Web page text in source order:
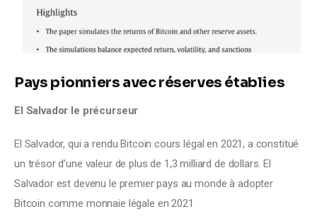
Pays pionniers avec réserves établies
El Salvador le précurseur
El Salvador, qui a rendu Bitcoin cours légal en 2021, a constitué
un trésor d’une valeur de plus de 1,3 milliard de dollars. El
Salvador est devenu le premier pays au monde à adopter
Bitcoin comme monnaie légale en 2021